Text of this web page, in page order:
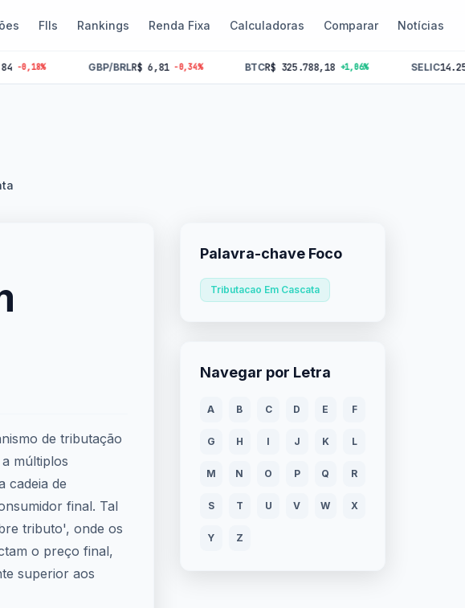
FIIs Rankings Renda Fixa Calculadoras Comparar Notícias
GBP/BRLR$ 6,81 -0,34% R$ 325.788,18 +1,06% 14.25%
de tributação
múltiplos
cadeia de
final. Tal
tributo', onde os
o preço final,
superior aos
Palavra-chave Foco
Tributacao Em Cascata
Navegar por Letra
A B C D E F
G H I J K L
M N O P Q R
S T U V W X
Y Z